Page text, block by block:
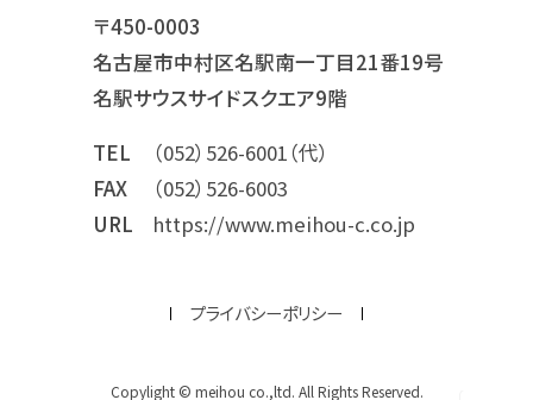
〒450-0003
名古屋市中村区名駅南一丁目21番19号
名駅サウスサイドスクエア9階
TEL
（052）526-6001（代）
FAX
（052）526-6003
URL
https://www.meihou-c.co.jp
プライバシーポリシー
Copylight © meihou co.,ltd. All Rights Reserved.